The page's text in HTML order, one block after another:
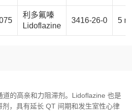
利多氟嗪
Lidoflazine
3416-26-0 5
道的高亲和力阻滞剂。Lidoflazine 也是
，具有延长 QT 间期和发生室性心律